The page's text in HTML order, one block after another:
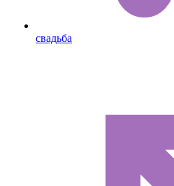
свадьба